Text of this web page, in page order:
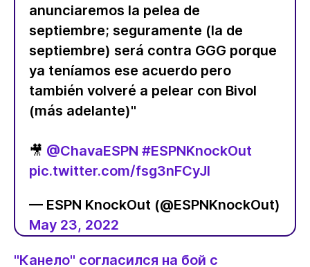
anunciaremos la pelea de
septiembre; seguramente (la de
septiembre) será contra GGG porque
ya teníamos ese acuerdo pero
también volveré a pelear con Bivol
(más adelante)"
🎥 @ChavaESPN #ESPNKnockOut
pic.twitter.com/fsg3nFCyJl
— ESPN KnockOut (@ESPNKnockOut)
May 23, 2022
"Канело" согласился на бой с